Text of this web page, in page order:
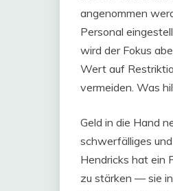
angenommen
Personal
wird der Fokus
Wert auf
vermeiden. Was
Geld in die Hand
schwerfälliges
Hendricks hat ein
zu stärken — sie